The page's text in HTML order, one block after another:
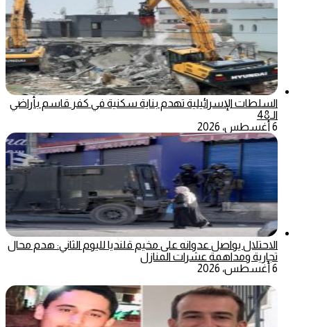
السلطات الإسرائيلية تهدم بناية سكنية في كفر قاسم بأراضي
الـ48
6 أغسطس، 2026
الاحتلال يواصل عدوانه على مخيم قلنديا لليوم الثاني: هدم محال
تجارية ومداهمة عشرات المنازل
6 أغسطس، 2026